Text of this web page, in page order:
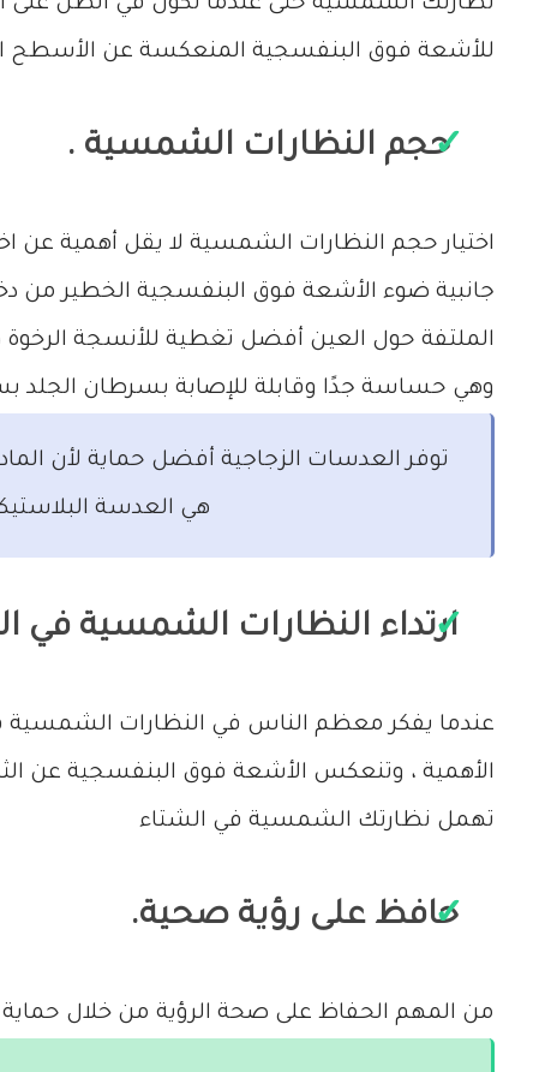
للأشعة فوق البنفسجية المنعكسة عن الأسطح
حجم النظارات الشمسية .
اختيار حجم النظارات الشمسية لا يقل أهمية عن
جانبية ضوء الأشعة فوق البنفسجية الخطير من
الملتفة حول العين أفضل تغطية للأنسجة
وهي حساسة جدًا وقابلة للإصابة بسرطان الجلد
توفر العدسات الزجاجية أفضل حماية لأن
هي العدسة
ارتداء النظارات الشمسية في
عندما يفكر معظم الناس في النظارات الشمسية
الأهمية ، وتنعكس الأشعة فوق البنفسجية عن
تهمل نظارتك الشمسية في الشتاء
حافظ على رؤية صحية.
من المهم الحفاظ على صحة الرؤية من خلال